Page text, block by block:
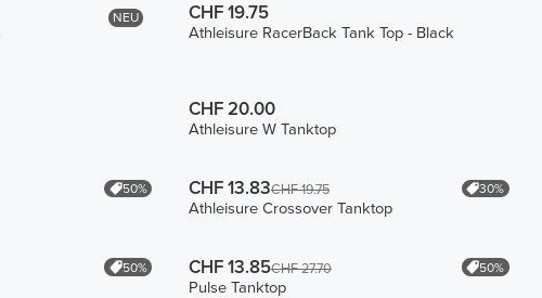
NEU CHF 19.75
Athleisure RacerBack Tank Top - Black
CHF 20.00
Athleisure W Tanktop
50% CHF 13.83CHF 19.75 30%
Athleisure Crossover Tanktop
50% CHF 13.85CHF 27.70 50%
Pulse Tanktop